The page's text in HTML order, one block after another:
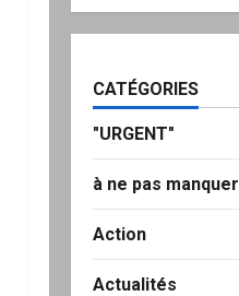
CATÉGORIES
"URGENT"
à ne pas manquer
Action
Actualités